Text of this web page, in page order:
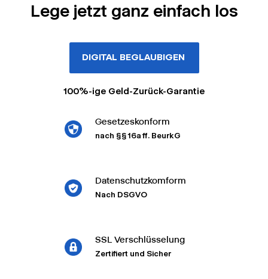
Lege jetzt ganz einfach los
DIGITAL BEGLAUBIGEN
100%-ige Geld-Zurück-Garantie
Gesetzeskonform
nach §§ 16a ff. BeurkG
Datenschutzkomform
Nach DSGVO
SSL Verschlüsselung
Zertifiert und Sicher